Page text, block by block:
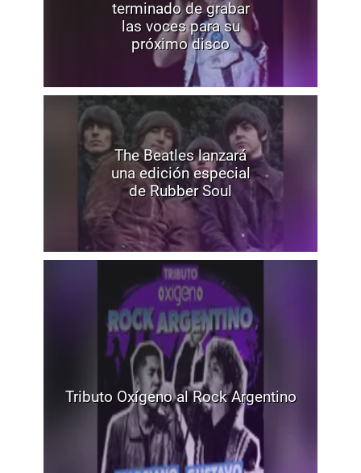
terminado de grabar
las voces para su
próximo disco
The Beatles lanzará
una edición especial
de Rubber Soul
Tributo Oxígeno al Rock Argentino